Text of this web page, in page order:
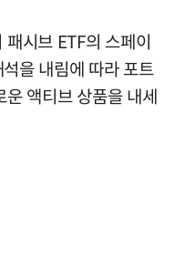
시브 ETF의 스페이
을 내림에 따라 포트
액티브 상품을 내세